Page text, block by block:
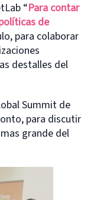
“Para contar
de
para colaborar
destalles del
Summit de
para discutir
grande del